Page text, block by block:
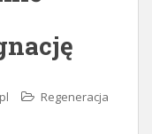
Regeneracja